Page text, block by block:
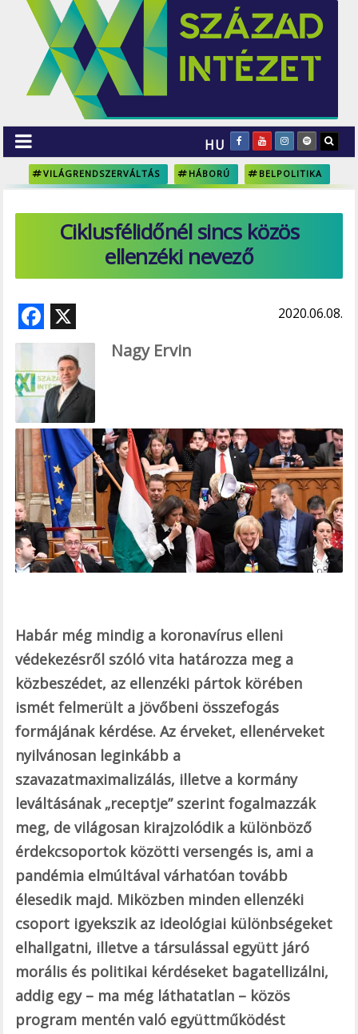
HU
VILÁGRENDSZERVÁLTÁS HÁBORÚ BELPOLITIKA
Ciklusfélidőnél sincs közös
ellenzéki nevező
F
ac
e
b
o
o
k
2020.06.08.
Nagy Ervin
Habár még mindig a koronavírus elleni
védekezésről szóló vita határozza meg a
közbeszédet, az ellenzéki pártok körében
ismét felmerült a jövőbeni összefogás
formájának kérdése. Az érveket, ellenérveket
nyilvánosan leginkább a
szavazatmaximalizálás, illetve a kormány
leváltásának „receptje” szerint fogalmazzák
meg, de világosan kirajzolódik a különböző
érdekcsoportok közötti versengés is, ami a
pandémia elmúltával várhatóan tovább
élesedik majd. Miközben minden ellenzéki
csoport igyekszik az ideológiai különbségeket
elhallgatni, illetve a társulással együtt járó
morális és politikai kérdéseket bagatellizálni,
addig egy – ma még láthatatlan – közös
program mentén való együttműködést